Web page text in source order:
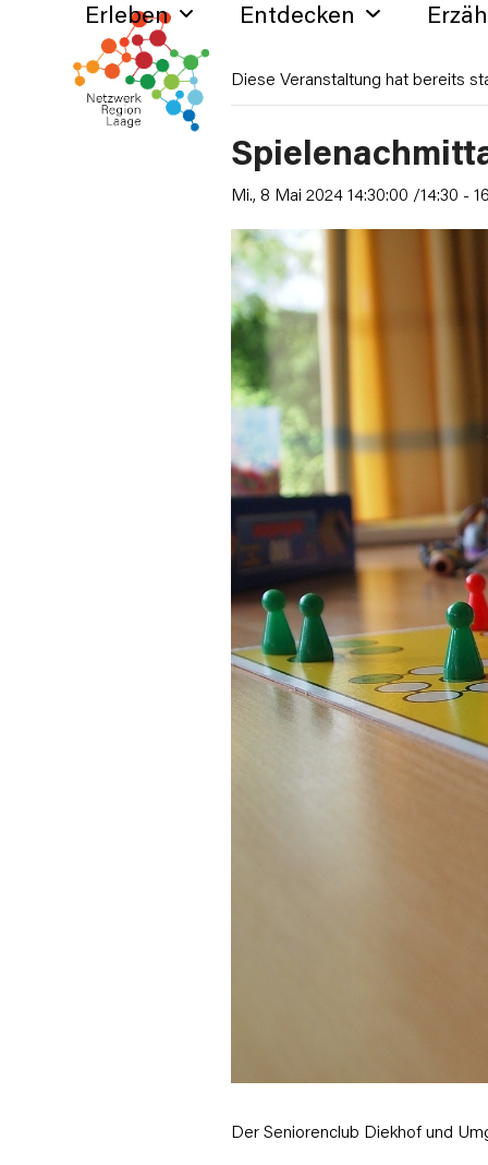
Erleben Entdecken
Diese Veranstaltung hat bereits
Mi., 8 Mai 2024 14:30:00 /14:30 -
Der Seniorenclub Diekhof und